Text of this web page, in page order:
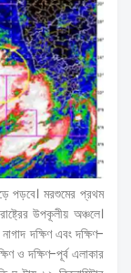
পড়বে। মরশুমের প্রথম
উপকূলীয় অঞ্চলে।
দক্ষিণ এবং দক্ষিণ-
ও দক্ষিণ-পূর্ব এলাকার